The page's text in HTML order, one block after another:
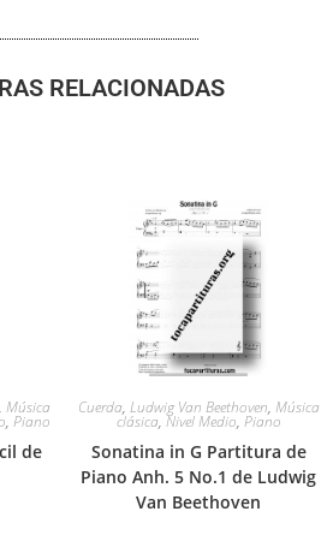
RELACIONADAS
, Música
, Piano
de
Cuerda, Ludwig Van Beethoven, Música
clásica, Nivel Medio, Piano
Sonatina in G Partitura de
Piano Anh. 5 No.1 de Ludwig
Van Beethoven